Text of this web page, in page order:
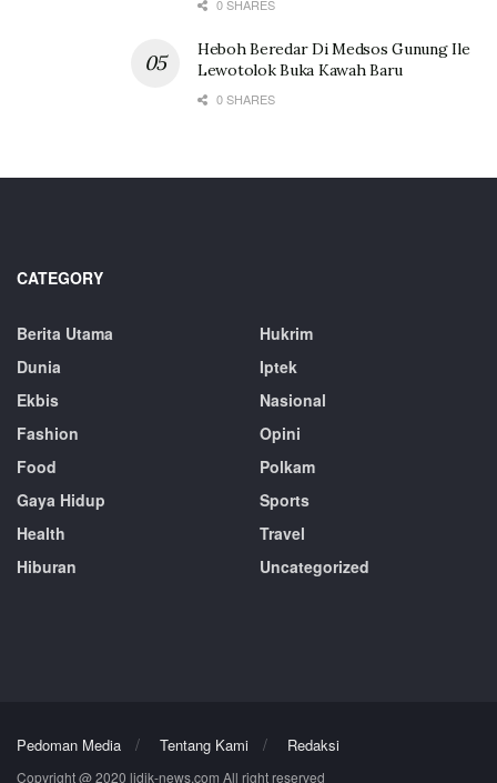
0 SHARES
Heboh Beredar Di Medsos Gunung Ile
Lewotolok Buka Kawah Baru
0 SHARES
CATEGORY
Berita Utama
Dunia
Ekbis
Fashion
Food
Gaya Hidup
Health
Hiburan
Hukrim
Iptek
Nasional
Opini
Polkam
Sports
Travel
Uncategorized
Pedoman Media Tentang Kami Redaksi
Copyright @ 2020 lidik-news.com All right reserved